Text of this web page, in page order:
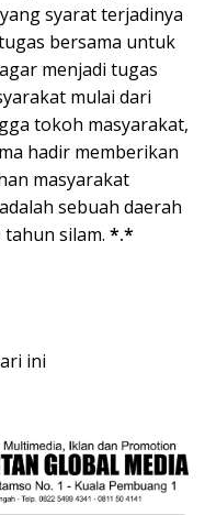
syarat terjadinya
bersama untuk
menjadi tugas
mulai dari
tokoh masyarakat,
hadir memberikan
masyarakat
sebuah daerah
silam. *.*
ini